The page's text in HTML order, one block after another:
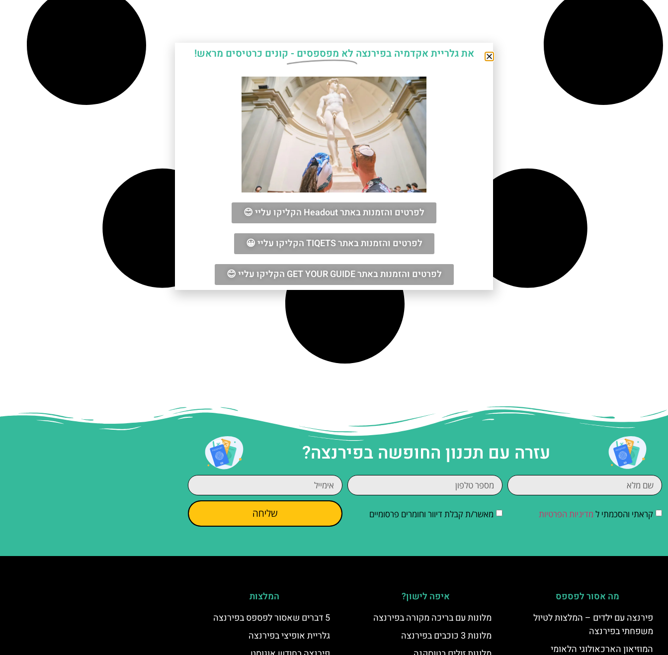
עזרה עם תכנון החופשה בפירנצה?
קראתי והסכמתי ל מדיניות הפרטיות מאשר/ת קבלת דיוור וחומרים פרסומיים שליחה
מה אסור לפספס
פירנצה עם ילדים – המלצות לטיול
משפחתי בפירנצה
המוזיאון הארכאולוגי הלאומי
איפה לישון?
מלונות עם בריכה מקורה בפירנצה
מלונות 3 כוכבים בפירנצה
המלצות
5 דברים שאסור לפספס בפירנצה
גלריית אופיצי בפירנצה
את גלריית אקדמיה בפירנצה לא מפספסים - קונים כרטיסים מראש!
לפרטים והזמנות באתר Headout הקליקו עליי 😊
לפרטים והזמנות באתר TIQETS הקליקו עליי 😀
לפרטים והזמנות באתר GET YOUR GUIDE הקליקו עליי 😊